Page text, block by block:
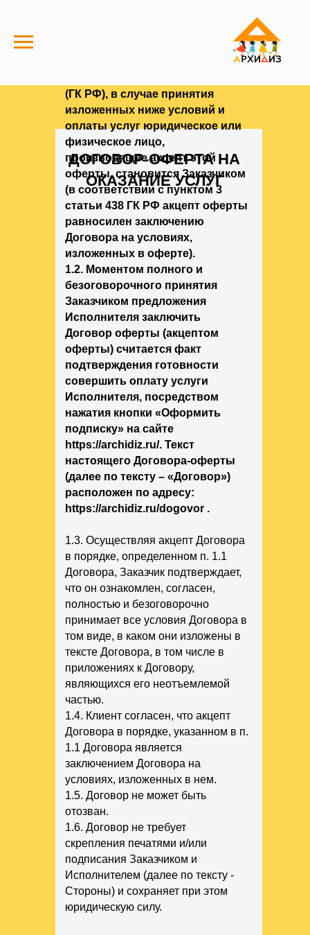
1.1. В соответствии с пунктом 2
(ГК РФ), в случае принятия
изложенных ниже условий и
оплаты услуг юридическое или
физическое лицо,
производящее акцепт этой
оферты, становится Заказчиком
(в соответствии с пунктом 3
статьи 438 ГК РФ акцепт оферты
равносилен заключению
Договора на условиях,
изложенных в оферте).
1.2. Моментом полного и
безоговорочного принятия
Заказчиком предложения
Исполнителя заключить
Договор оферты (акцептом
оферты) считается факт
подтверждения готовности
совершить оплату услуги
Исполнителя, посредством
нажатия кнопки «Оформить
подписку» на сайте
https://archidiz.ru/. Текст
настоящего Договора-оферты
(далее по тексту – «Договор»)
расположен по адресу:
https://archidiz.ru/dogovor .
1.3. Осуществляя акцепт Договора
в порядке, определенном п. 1.1
Договора, Заказчик подтверждает,
что он ознакомлен, согласен,
полностью и безоговорочно
принимает все условия Договора в
том виде, в каком они изложены в
тексте Договора, в том числе в
приложениях к Договору,
являющихся его неотъемлемой
частью.
1.4. Клиент согласен, что акцепт
Договора в порядке, указанном в п.
1.1 Договора является
заключением Договора на
условиях, изложенных в нем.
1.5. Договор не может быть
отозван.
1.6. Договор не требует
скрепления печатями и/или
подписания Заказчиком и
Исполнителем (далее по тексту -
Стороны) и сохраняет при этом
юридическую силу.
ДОГОВОР-ОФЕРТА НА
ОКАЗАНИЕ УСЛУГ